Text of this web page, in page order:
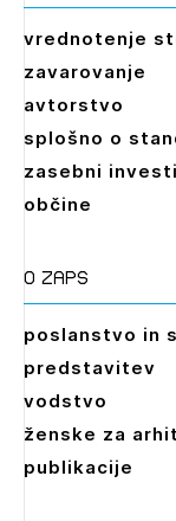
vrednotenje
zavarovanje
avtorstvo
splošno o
zasebni
občine
O zaps
poslanstvo in
predstavitev
vodstvo
ženske za
publikacije